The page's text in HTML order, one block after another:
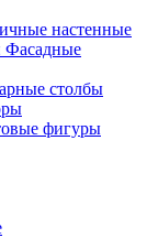
настенные
Фасадные
столбы
фигуры